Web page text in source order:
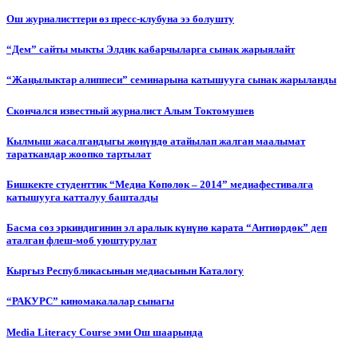
Ош журналисттери өз пресс-клубуна ээ болушту
“Дем” сайты мыкты Элдик кабарчыларга сынак жарыялайт
“Жаңылыктар алиппеси” семинарына катышууга сынак жарыланды
Cкончался известный журналист Алым Токтомушев
Кылмыш жасалгандыгы жөнүндө атайылап жалган маалымат
тараткандар жоопко тартылат
Бишкекте студенттик “Медиа Көпөлөк – 2014” медиафестивалга
катышууга катталуу башталды
Басма сөз эркиндигинин эл аралык күнүнө карата “Антиөрдөк” деп
аталган флеш-моб уюштурулат
Кыргыз Республикасынын медиасынын Каталогу
“РАКУРС” киномакалалар сынагы
Media Literacy Сourse эми Ош шаарында